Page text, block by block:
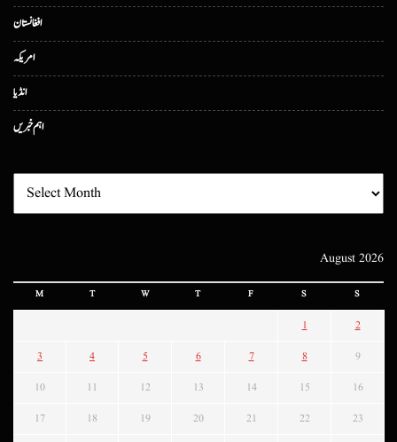
افغانستان
امریکہ
انڈیا
اہم خبریں
August 2026
M T W T F S S
1 2
3 4 5 6 7 8 9
10 11 12 13 14 15 16
17 18 19 20 21 22 23